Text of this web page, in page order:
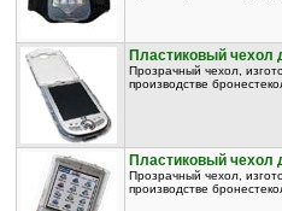
Пластиковый чехол
Прозрачный чехол,
производстве
Пластиковый чехол
Прозрачный чехол,
производстве